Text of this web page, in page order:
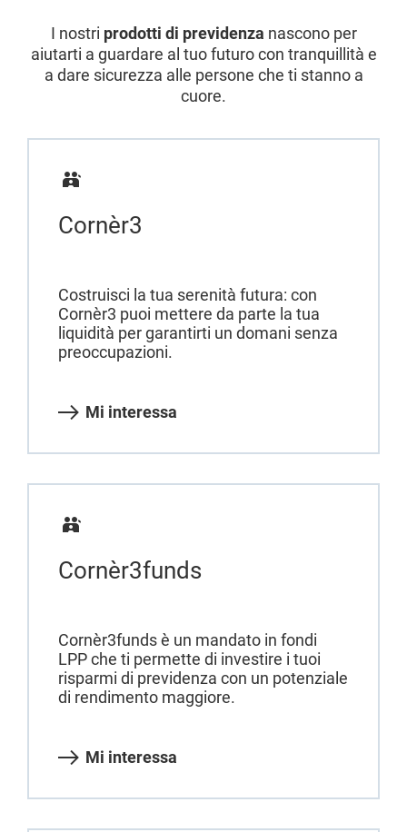
I nostri prodotti di previdenza nascono per
aiutarti a guardare al tuo futuro con tranquillità e
a dare sicurezza alle persone che ti stanno a
cuore.
Cornèr3
Costruisci la tua serenità futura: con
Cornèr3 puoi mettere da parte la tua
liquidità per garantirti un domani senza
preoccupazioni.
Mi interessa
Cornèr3funds
Cornèr3funds è un mandato in fondi
LPP che ti permette di investire i tuoi
risparmi di previdenza con un potenziale
di rendimento maggiore.
Mi interessa